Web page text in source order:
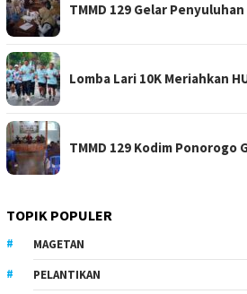
TMMD 129 Gelar
Lomba Lari 10K Meriahkan
TMMD 129 Kodim
TOPIK POPULER
MAGETAN
PELANTIKAN